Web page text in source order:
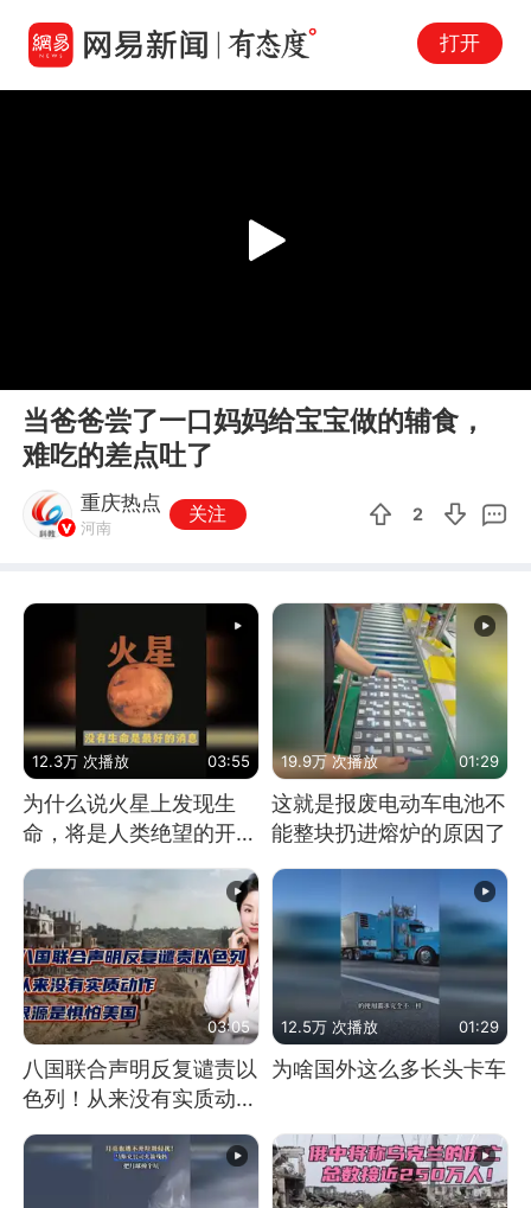
打开
Play
当爸爸尝了一口妈妈给宝宝做的辅食，
难吃的差点吐了
重庆热点
河南
关注 2
12.3万 次播放 03:55
为什么说火星上发现生
命，将是人类绝望的开
始？
19.9万 次播放 01:29
这就是报废电动车电池不
能整块扔进熔炉的原因了
03:05
八国联合声明反复谴责以
色列！从来没有实质动
12.5万 次播放 01:29
为啥国外这么多长头卡车